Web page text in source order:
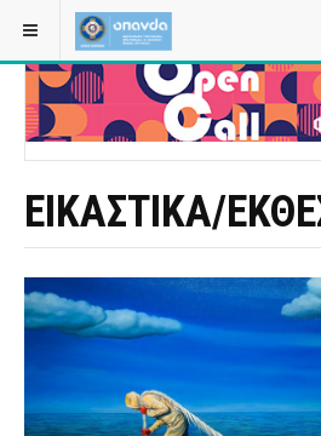
ΒΡΊΣΚΕΣΤΕ ΕΔΏ: ΑΡΧΙΚΉ
ΕΙΚΑΣΤΙΚΑ/